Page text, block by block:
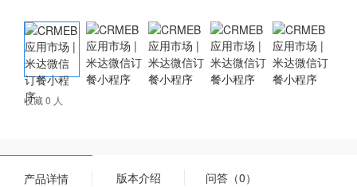
收藏 0 人
产品详情 版本介绍 问答（0）